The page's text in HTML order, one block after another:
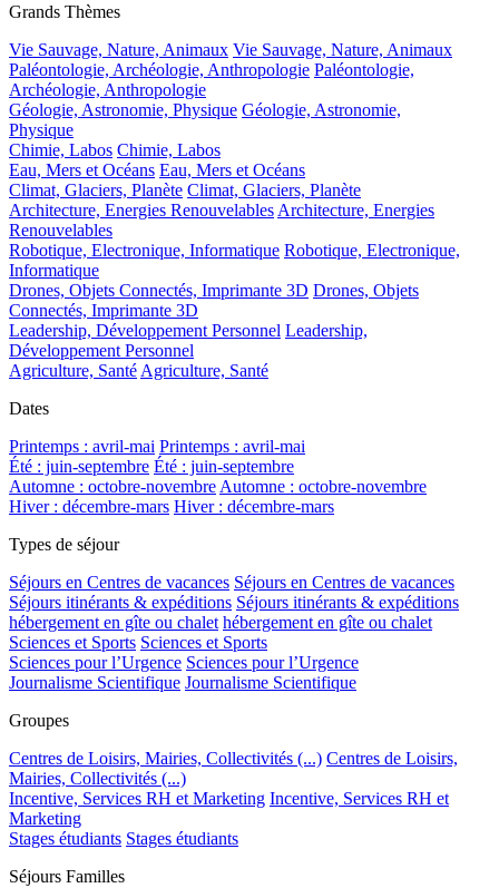
Grands Thèmes
Vie Sauvage, Nature, Animaux Vie Sauvage, Nature, Animaux
Paléontologie, Archéologie, Anthropologie Paléontologie,
Archéologie, Anthropologie
Géologie, Astronomie, Physique Géologie, Astronomie,
Physique
Chimie, Labos Chimie, Labos
Eau, Mers et Océans Eau, Mers et Océans
Climat, Glaciers, Planète Climat, Glaciers, Planète
Architecture, Energies Renouvelables Architecture, Energies
Renouvelables
Robotique, Electronique, Informatique Robotique, Electronique,
Informatique
Drones, Objets Connectés, Imprimante 3D Drones, Objets
Connectés, Imprimante 3D
Leadership, Développement Personnel Leadership,
Développement Personnel
Agriculture, Santé Agriculture, Santé
Dates
Printemps : avril-mai Printemps : avril-mai
Été : juin-septembre Été : juin-septembre
Automne : octobre-novembre Automne : octobre-novembre
Hiver : décembre-mars Hiver : décembre-mars
Types de séjour
Séjours en Centres de vacances Séjours en Centres de vacances
Séjours itinérants & expéditions Séjours itinérants & expéditions
hébergement en gîte ou chalet hébergement en gîte ou chalet
Sciences et Sports Sciences et Sports
Sciences pour l’Urgence Sciences pour l’Urgence
Journalisme Scientifique Journalisme Scientifique
Groupes
Centres de Loisirs, Mairies, Collectivités (...) Centres de Loisirs,
Mairies, Collectivités (...)
Incentive, Services RH et Marketing Incentive, Services RH et
Marketing
Stages étudiants Stages étudiants
Séjours Familles